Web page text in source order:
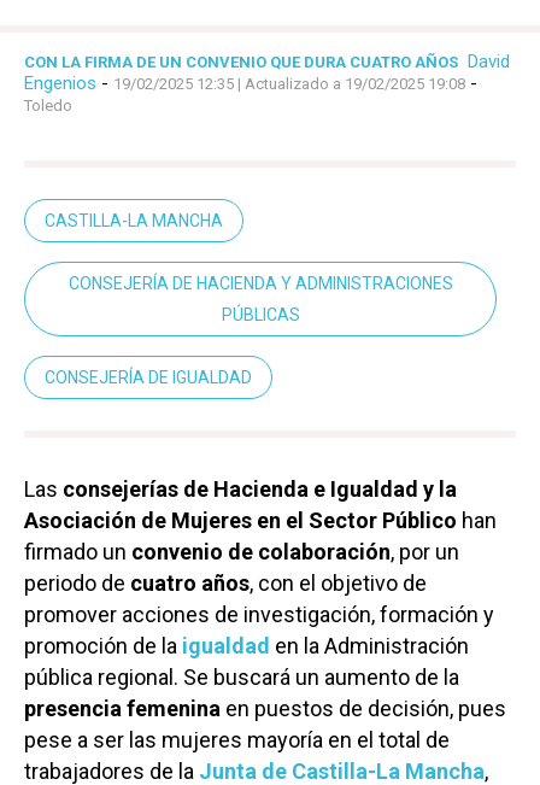
CON LA FIRMA DE UN CONVENIO QUE DURA CUATRO AÑOS David
Engenios - 19/02/2025 12:35 | Actualizado a 19/02/2025 19:08 -
Toledo
CASTILLA-LA MANCHA
CONSEJERÍA DE HACIENDA Y ADMINISTRACIONES
PÚBLICAS
CONSEJERÍA DE IGUALDAD
Las consejerías de Hacienda e Igualdad y la
Asociación de Mujeres en el Sector Público han
firmado un convenio de colaboración, por un
periodo de cuatro años, con el objetivo de
promover acciones de investigación, formación y
promoción de la igualdad en la Administración
pública regional. Se buscará un aumento de la
presencia femenina en puestos de decisión, pues
pese a ser las mujeres mayoría en el total de
trabajadores de la Junta de Castilla-La Mancha,